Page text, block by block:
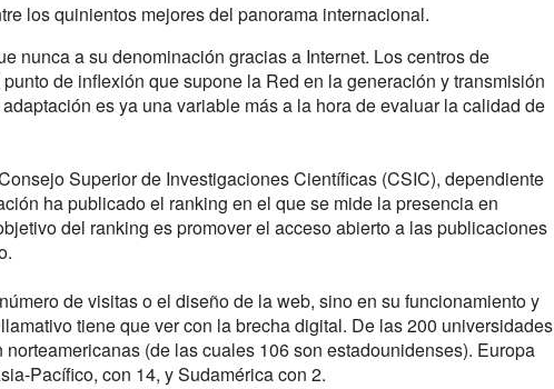
los quinientos mejores del panorama internacional.
nunca a su denominación gracias a Internet. Los centros de
de inflexión que supone la Red en la generación y transmisión
es ya una variable más a la hora de evaluar la calidad de
Superior de Investigaciones Científicas (CSIC), dependiente
ha publicado el ranking en el que se mide la presencia en
del ranking es promover el acceso abierto a las publicaciones
de visitas o el diseño de la web, sino en su funcionamiento y
tiene que ver con la brecha digital. De las 200 universidades
(de las cuales 106 son estadounidenses). Europa
Pacífico, con 14, y Sudamérica con 2.